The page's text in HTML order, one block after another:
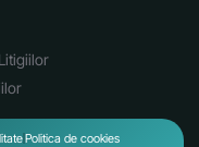
Politica de cookies